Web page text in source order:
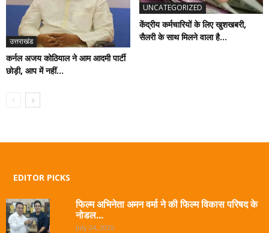
उत्तराखंड
कर्नल अजय कोठियाल ने आम आदमी पार्टी
छोड़ी, आप में नहीं...
UNCATEGORIZED
केंद्रीय कर्मचारियों के लिए खुशखबरी,
सैलरी के साथ मिलने वाला है...
EDITOR PICKS
फिल्म अभिनेता अमन वर्मा ने की फिल्म विकास परिषद के
नोडल...
July 24, 2026